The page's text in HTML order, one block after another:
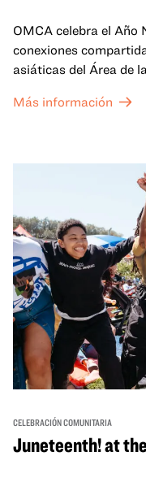
OMCA celebra el Año
conexiones
asiáticas del Área de
celebran y honran las
un espacio para que
reúnan y se eleven
tanto presenciales
Más información
CELEBRACIÓN COMUNITARIA
Juneteenth! at